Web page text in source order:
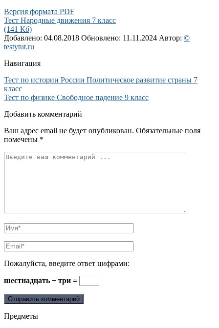
Версия формата PDF
Тест Народные движения 7 класс
(141 Кб)
Добавлено: 04.08.2018 Обновлено: 11.11.2024 Автор: ©
testytut.ru
Навигация
Тест по истории России Политическое развитие страны 7
класс
Тест по физике Свободное падение 9 класс
Добавить комментарий
Ваш адрес email не будет опубликован. Обязательные поля
помечены *
Пожалуйста, введите ответ цифрами:
шестнадцать − три =
Предметы